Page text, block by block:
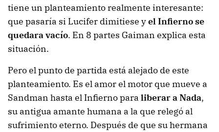
tiene un planteamiento realmente interesante:
que pasaría si Lucifer dimitiese yel Infierno se
quedara vacío. En 8 partes Gaiman explica esta
situación.
Pero el punto de partida está alejado de este
planteamiento. Es el amor el motor que mueve a
Sandman hasta el Infierno para liberar a Nada,
su antigua amante humana a la que relegó al
sufrimiento eterno. Después de que su hermana